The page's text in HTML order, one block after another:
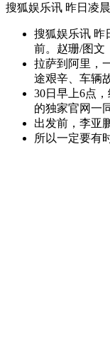
搜狐娱乐讯 昨日凌
搜狐娱乐讯 昨
前。赵珊/图文
拉萨到阿里，
途艰辛、车辆
30日早上6点
的独家官网一
出发前，李亚
所以一定要有